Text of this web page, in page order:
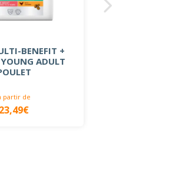
BENEFIT +
ADULT
partir de
23,49€